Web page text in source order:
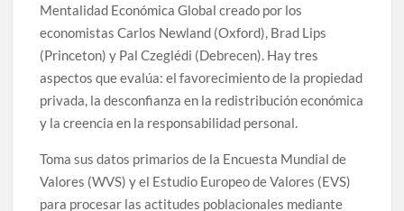
Mentalidad Económica Global creado por los
economistas Carlos Newland (Oxford), Brad Lips
(Princeton) y Pal Czeglédi (Debrecen). Hay tres
aspectos que evalúa: el favorecimiento de la propiedad
privada, la desconfianza en la redistribución económica
y la creencia en la responsabilidad personal.
Toma sus datos primarios de la Encuesta Mundial de
Valores (WVS) y el Estudio Europeo de Valores (EVS)
para procesar las actitudes poblacionales mediante